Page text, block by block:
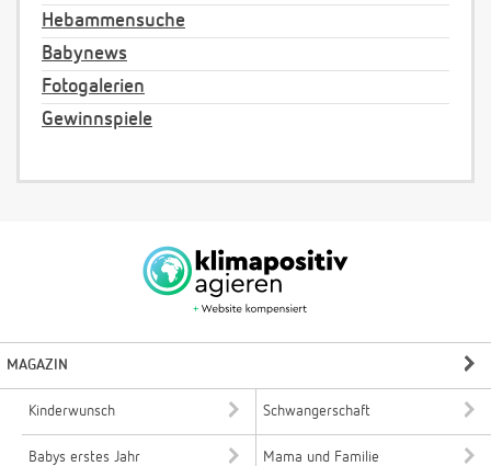
Hebammensuche
Babynews
Fotogalerien
Gewinnspiele
MAGAZIN
Kinderwunsch Schwangerschaft
Babys erstes Jahr Mama und Familie